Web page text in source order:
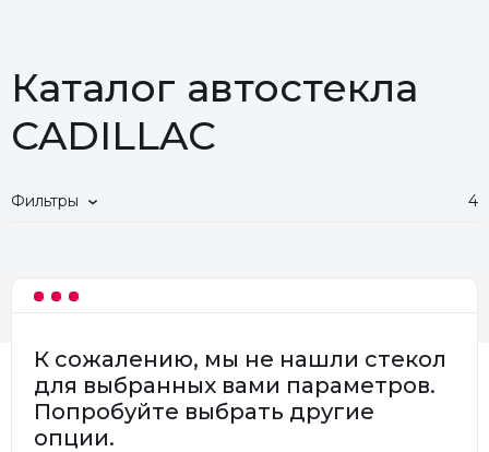
Каталог автостекла
CADILLAC
Фильтры 4
К сожалению, мы не нашли стекол
для выбранных вами параметров.
Попробуйте выбрать другие
опции.